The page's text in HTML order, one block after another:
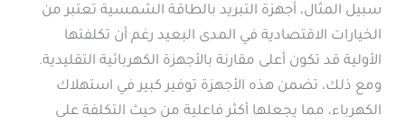
سبيل المثال، أجهزة التبريد بالطاقة الشمسية تعتبر من
الخيارات الاقتصادية في المدى البعيد رغم أن تكلفتها
الأولية قد تكون أعلى مقارنة بالأجهزة الكهربائية التقليدية.
ومع ذلك، تضمن هذه الأجهزة توفير كبير في استهلاك
الكهرباء، مما يجعلها أكثر فاعلية من حيث التكلفة على